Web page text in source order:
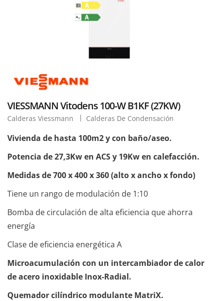
VIESSMANN Vitodens 100-W B1KF (27KW)
Calderas Viessmann Calderas De Condensación
Vivienda de hasta 100m2 y con baño/aseo.
Potencia de 27,3Kw en ACS y 19Kw en calefacción.
Medidas de 700 x 400 x 360 (alto x ancho x fondo)
Tiene un rango de modulación de 1:10
Bomba de circulación de alta eficiencia que ahorra
energía
Clase de eficiencia energética A
Microacumulación con un intercambiador de calor
de acero inoxidable Inox-Radial.
Quemador cilíndrico modulante MatriX.